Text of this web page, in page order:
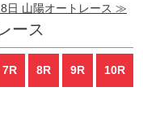
日 山陽オートレース ≫
ース
7R 8R 9R 10R